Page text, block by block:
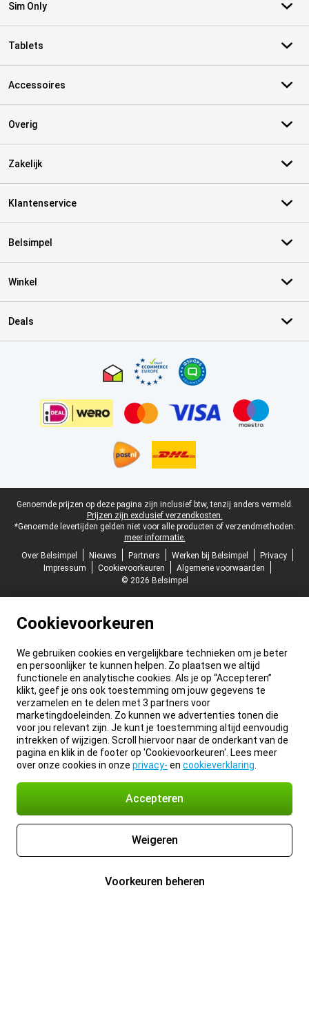
Sim Only
Tablets
Accessoires
Overig
Zakelijk
Klantenservice
Belsimpel
Winkel
Deals
Juridische voettekst
Genoemde prijzen op deze pagina zijn inclusief btw, tenzij anders vermeld.
Prijzen zijn exclusief verzendkosten.
*Genoemde levertijden gelden niet voor alle producten of verzendmethoden:
meer informatie.
Over Belsimpel
Nieuws Partners Werken bij Belsimpel
Privacy
Impressum
Cookievoorkeuren
Algemene voorwaarden
© 2026 Belsimpel
Cookievoorkeuren
We gebruiken cookies en vergelijkbare technieken om je beter
en persoonlijker te kunnen helpen. Zo plaatsen we altijd
functionele en analytische cookies. Als je op “Accepteren”
klikt, geef je ons ook toestemming om jouw gegevens te
verzamelen en te delen met 3 partners voor
marketingdoeleinden. Zo kunnen we advertenties tonen die
voor jou relevant zijn. Je kunt je toestemming altijd eenvoudig
intrekken of wijzigen. Scroll hiervoor naar de onderkant van de
pagina en klik in de footer op 'Cookievoorkeuren'. Lees meer
over onze cookies in onze privacy- en cookieverklaring
Accepteren
Weigeren
Voorkeuren beheren